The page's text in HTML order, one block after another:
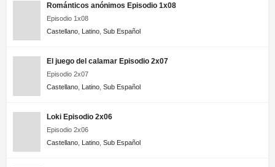
Románticos anónimos Episodio 1x08
Episodio 1x08
Castellano Latino Sub Español
El juego del calamar Episodio 2x07
Episodio 2x07
Castellano Latino Sub Español
Loki Episodio 2x06
Episodio 2x06
Castellano Latino Sub Español